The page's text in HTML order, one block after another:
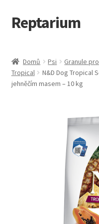
Přeskočit
na
Přejít
k
webu
Reptarium
Košík
Domů Psi Granule
Tropical
N&D Dog Tropical
jehněčím masem – 10 kg